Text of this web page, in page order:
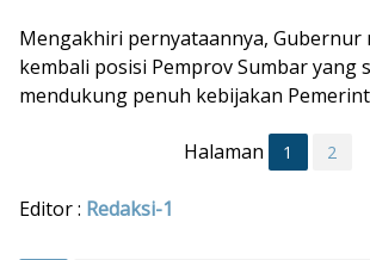
Mengakhiri pernyataannya, Gubernur
kembali posisi Pemprov Sumbar yang
mendukung penuh kebijakan
Halaman 1 2
Editor : Redaksi-1